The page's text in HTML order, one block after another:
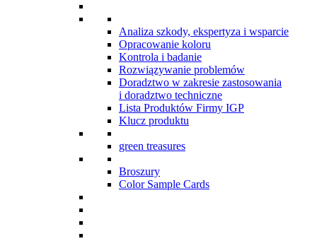
Analiza szkody, ekspertyza i wsparcie
Opracowanie koloru
Kontrola i badanie
Rozwiązywanie problemów
Doradztwo w zakresie zastosowania
i doradztwo techniczne
Lista Produktów Firmy IGP
Klucz produktu
green treasures
Broszury
Color Sample Cards